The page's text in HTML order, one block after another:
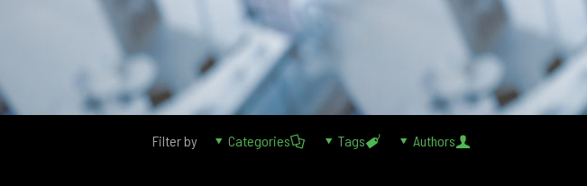
Filter by Categories Tags Authors